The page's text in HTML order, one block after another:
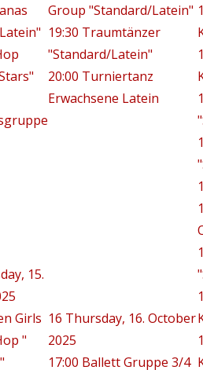
Group "Standard/Latein"
19:30 Traumtänzer
"Standard/Latein"
20:00 Turniertanz
Erwachsene Latein
15.
Girls
"
16 Thursday, 16. October
2025
17:00 Ballett Gruppe 3/4